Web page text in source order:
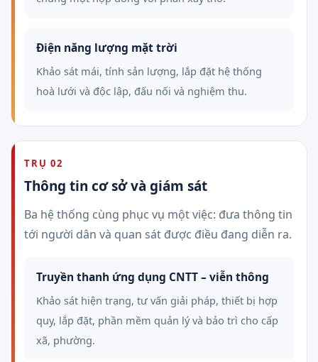
Điện năng lượng mặt trời
Khảo sát mái, tính sản lượng, lắp đặt hệ thống
hoà lưới và độc lập, đấu nối và nghiệm thu.
TRỤ 02
Thông tin cơ sở và giám sát
Ba hệ thống cùng phục vụ một việc: đưa thông tin
tới người dân và quan sát được điều đang diễn ra.
Truyền thanh ứng dụng CNTT – viễn thông
Khảo sát hiện trạng, tư vấn giải pháp, thiết bị hợp
quy, lắp đặt, phần mềm quản lý và bảo trì cho cấp
xã, phường.